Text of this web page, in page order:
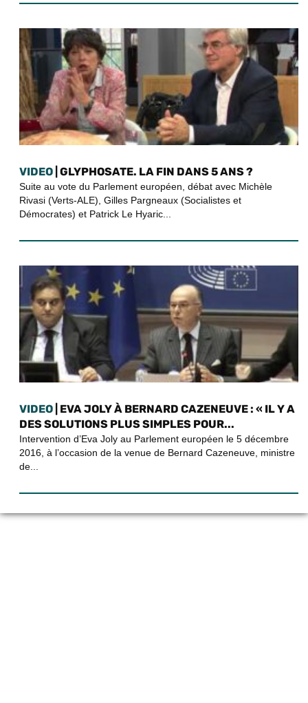
VIDEO | GLYPHOSATE. LA FIN DANS 5 ANS ?
Suite au vote du Parlement européen, débat avec Michèle
Rivasi (Verts-ALE), Gilles Pargneaux (Socialistes et
Démocrates) et Patrick Le Hyaric...
VIDEO | EVA JOLY À BERNARD CAZENEUVE : « IL Y A
DES SOLUTIONS PLUS SIMPLES POUR...
Intervention d’Eva Joly au Parlement européen le 5 décembre
2016, à l’occasion de la venue de Bernard Cazeneuve, ministre
de...